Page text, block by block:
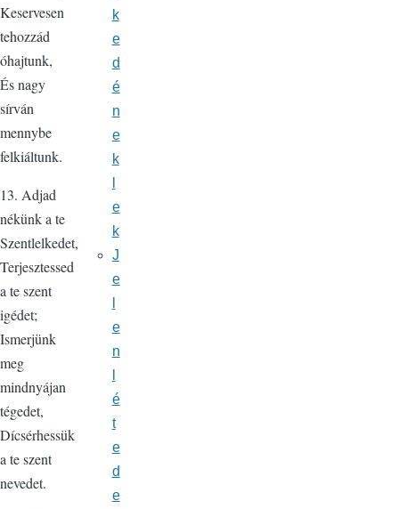
Keservesen
tehozzád
óhajtunk,
És nagy
sírván
mennybe
felkiáltunk.
13. Adjad
nékünk a te
Szentlelkedet,
Terjesztessed
a te szent
igédet;
Ismerjünk
meg
mindnyájan
tégedet,
Dícsérhessük
a te szent
nevedet.
k
e
d
é
n
e
k
e
k
J
e
e
n
é
t
e
d
e